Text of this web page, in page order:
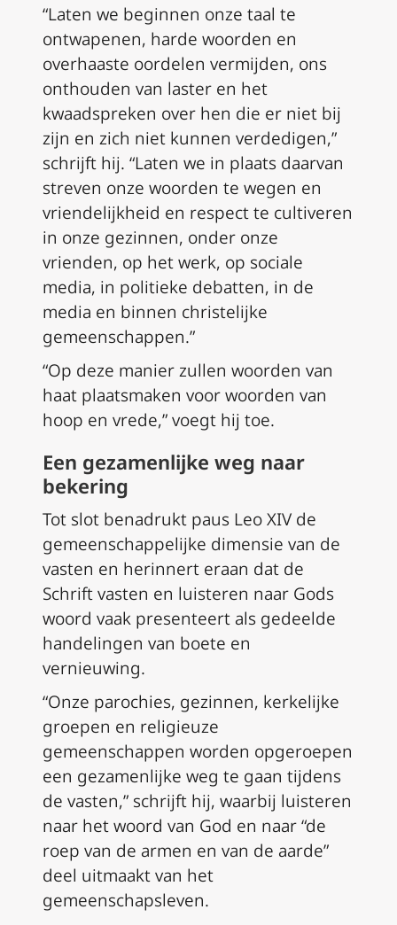
“Laten we beginnen onze taal te
ontwapenen, harde woorden en
overhaaste oordelen vermijden, ons
onthouden van laster en het
kwaadspreken over hen die er niet bij
zijn en zich niet kunnen verdedigen,”
schrijft hij. “Laten we in plaats daarvan
streven onze woorden te wegen en
vriendelijkheid en respect te cultiveren
in onze gezinnen, onder onze
vrienden, op het werk, op sociale
media, in politieke debatten, in de
media en binnen christelijke
gemeenschappen.”
“Op deze manier zullen woorden van
haat plaatsmaken voor woorden van
hoop en vrede,” voegt hij toe.
Een gezamenlijke weg naar
bekering
Tot slot benadrukt paus Leo XIV de
gemeenschappelijke dimensie van de
vasten en herinnert eraan dat de
Schrift vasten en luisteren naar Gods
woord vaak presenteert als gedeelde
handelingen van boete en
vernieuwing.
“Onze parochies, gezinnen, kerkelijke
groepen en religieuze
gemeenschappen worden opgeroepen
een gezamenlijke weg te gaan tijdens
de vasten,” schrijft hij, waarbij luisteren
naar het woord van God en naar “de
roep van de armen en van de aarde”
deel uitmaakt van het
gemeenschapsleven.